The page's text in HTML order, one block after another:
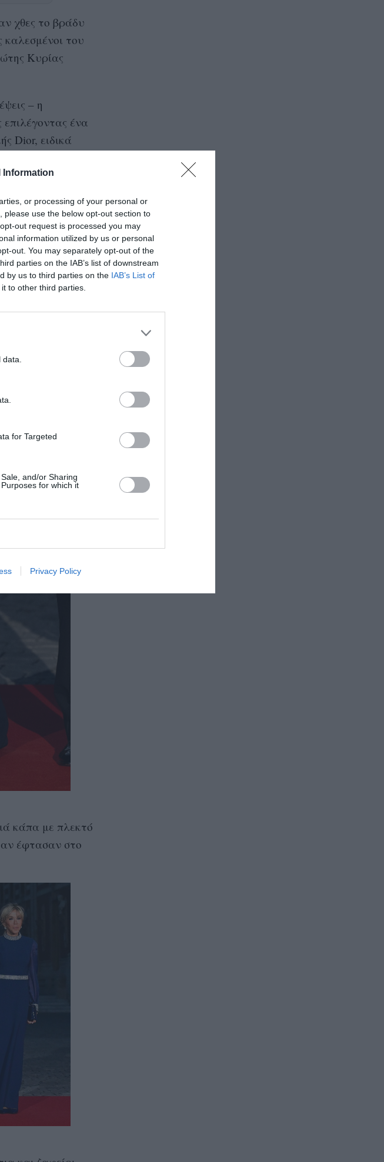
Information
or processing of your personal or
use the below opt-out section to
out request is processed you may
information utilized by us or personal
out. You may separately opt-out of the
parties on the IAB’s list of downstream
by us to third parties on the IAB’s List of
to other third parties.
for Targeted
and/or Sharing
for which it
Privacy Policy
χθες το βράδυ
καλεσμένοι του
Κυρίας
– η
ένα
Dior, ειδικά
χειροποίητα
κάπα με πλεκτό
έφτασαν στο